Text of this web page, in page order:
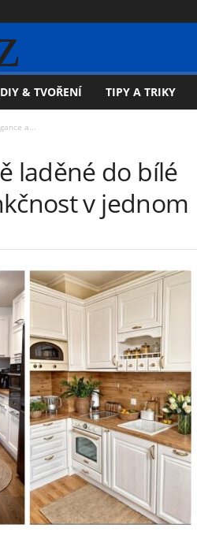
DIY & TVOŘENÍ TIPY A TRIKY
a...
laděné do bílé
v jednom